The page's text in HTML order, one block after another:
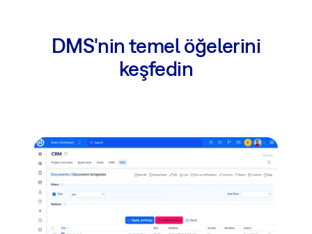
DMS'nin temel öğelerini
keşfedin